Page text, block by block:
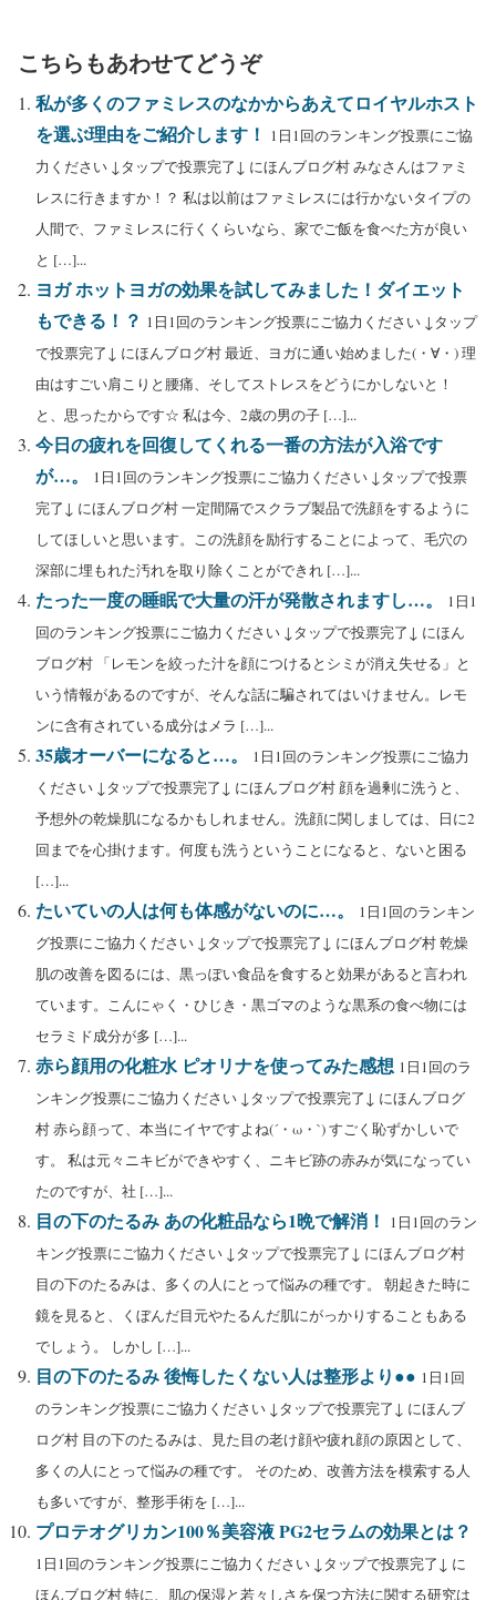
こちらもあわせてどうぞ
私が多くのファミレスのなかからあえてロイヤルホスト
を選ぶ理由をご紹介します！
1日1回のランキング投票にご協
力ください ↓タップで投票完了↓ にほんブログ村 みなさんはファミ
レスに行きますか！？ 私は以前はファミレスには行かないタイプの
人間で、ファミレスに行くくらいなら、家でご飯を食べた方が良い
と […]...
ヨガ ホットヨガの効果を試してみました！ダイエット
もできる！？ 1日1回のランキング投票にご協力ください ↓タップ
で投票完了↓ にほんブログ村 最近、ヨガに通い始めました(・∀・) 理
由はすごい肩こりと腰痛、そしてストレスをどうにかしないと！
と、思ったからです☆ 私は今、2歳の男の子 […]...
今日の疲れを回復してくれる一番の方法が入浴です
が…。
1日1回のランキング投票にご協力ください ↓タップで投票
完了↓ にほんブログ村 一定間隔でスクラブ製品で洗顔をするように
してほしいと思います。この洗顔を励行することによって、毛穴の
深部に埋もれた汚れを取り除くことができれ […]...
たった一度の睡眠で大量の汗が発散されますし…。
1日1
回のランキング投票にご協力ください ↓タップで投票完了↓ にほん
ブログ村 「レモンを絞った汁を顔につけるとシミが消え失せる」と
いう情報があるのですが、そんな話に騙されてはいけません。レモ
ンに含有されている成分はメラ […]...
35歳オーバーになると…。
1日1回のランキング投票にご協力
ください ↓タップで投票完了↓ にほんブログ村 顔を過剰に洗うと、
予想外の乾燥肌になるかもしれません。洗顔に関しましては、日に2
回までを心掛けます。何度も洗うということになると、ないと困る
[…]...
たいていの人は何も体感がないのに…。
1日1回のランキン
グ投票にご協力ください ↓タップで投票完了↓ にほんブログ村 乾燥
肌の改善を図るには、黒っぽい食品を食すると効果があると言われ
ています。こんにゃく・ひじき・黒ゴマのような黒系の食べ物には
セラミド成分が多 […]...
赤ら顔用の化粧水 ピオリナを使ってみた感想 1日1回のラ
ンキング投票にご協力ください ↓タップで投票完了↓ にほんブログ
村 赤ら顔って、本当にイヤですよね(´・ω・`) すごく恥ずかしいで
す。 私は元々ニキビができやすく、ニキビ跡の赤みが気になってい
たのですが、社 […]...
目の下のたるみ あの化粧品なら1晩で解消！
1日1回のラン
キング投票にご協力ください ↓タップで投票完了↓ にほんブログ村
目の下のたるみは、多くの人にとって悩みの種です。 朝起きた時に
鏡を見ると、くぼんだ目元やたるんだ肌にがっかりすることもある
でしょう。 しかし […]...
目の下のたるみ 後悔したくない人は整形より●● 1日1回
のランキング投票にご協力ください ↓タップで投票完了↓ にほんブ
ログ村 目の下のたるみは、見た目の老け顔や疲れ顔の原因として、
多くの人にとって悩みの種です。 そのため、改善方法を模索する人
も多いですが、整形手術を […]...
プロテオグリカン100％美容液 PG2セラムの効果とは？
1日1回のランキング投票にご協力ください ↓タップで投票完了↓ に
ほんブログ村 特に、肌の保湿と若々しさを保つ方法に関する研究は